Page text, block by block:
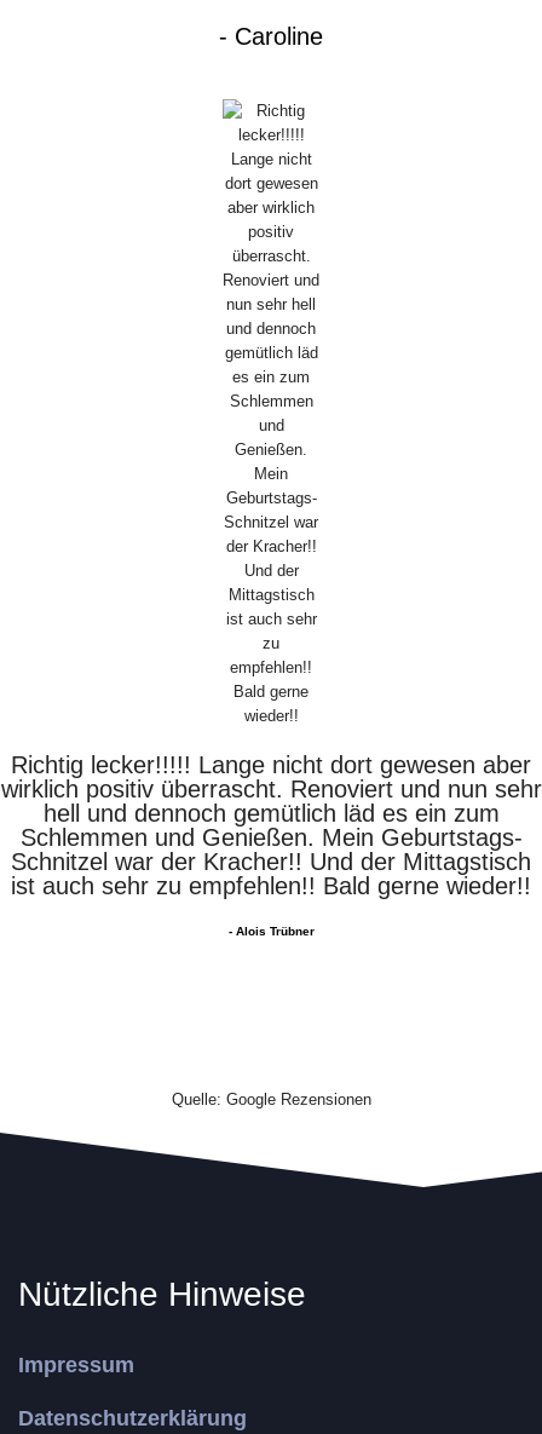
- Caroline
Richtig lecker!!!!! Lange nicht dort gewesen aber
wirklich positiv überrascht. Renoviert und nun sehr
hell und dennoch gemütlich läd es ein zum
Schlemmen und Genießen. Mein Geburtstags-
Schnitzel war der Kracher!! Und der Mittagstisch
ist auch sehr zu empfehlen!! Bald gerne wieder!!
- Alois Trübner
Quelle: Google Rezensionen
Nützliche Hinweise
Impressum
Datenschutzerklärung